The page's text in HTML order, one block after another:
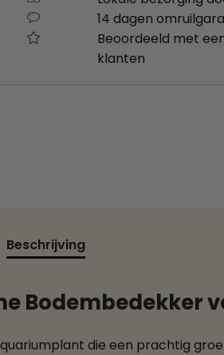
14 dagen
Beoordeeld met
klanten
Beschrijving
Bodembedekker
die een prachtig